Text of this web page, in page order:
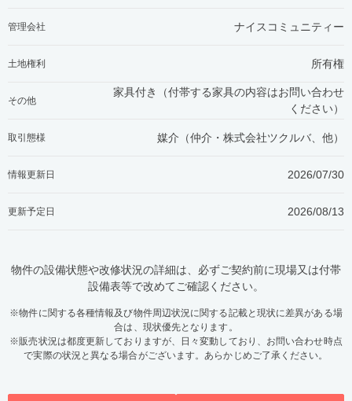
管理会社 ナイスコミュニティー
土地権利 所有権
その他
家具付き（付帯する家具の内容はお問い合わせ
ください）
取引態様 媒介（仲介・ 株式会社ツクルバ、他）
情報更新日 2026/07/30
更新予定日 2026/08/13
物件の設備状態や改修状況の詳細は、必ずご契約前に現場又は付帯
設備表等で改めてご確認ください。
※物件に関する各種情報及び物件周辺状況に関する記載と現状に差異がある場
合は、現状優先となります。
※販売状況は都度更新しておりますが、日々変動しており、お問い合わせ時点
で実際の状況と異なる場合がございます。あらかじめご了承ください。